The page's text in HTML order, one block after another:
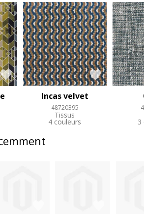
Incas velvet
48720395
Tissus
4 couleurs 3